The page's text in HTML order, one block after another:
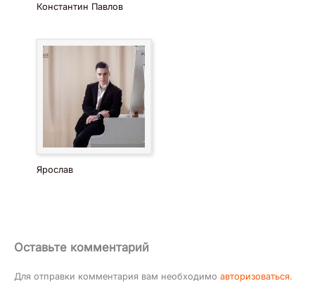
Константин Павлов
Ярослав
Оставьте комментарий
Для отправки комментария вам необходимо авторизоваться.